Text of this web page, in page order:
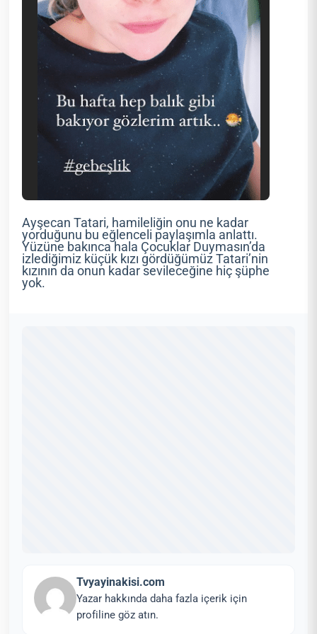
Ayşecan Tatari, hamileliğin onu ne kadar
yorduğunu bu eğlenceli paylaşımla anlattı.
Yüzüne bakınca hala Çocuklar Duymasın’da
izlediğimiz küçük kızı gördüğümüz Tatari’nin
kızının da onun kadar sevileceğine hiç şüphe
yok.
Tvyayinakisi.com
Yazar hakkında daha fazla içerik için
profiline göz atın.